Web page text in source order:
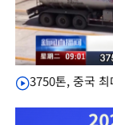
3750톤, 중국